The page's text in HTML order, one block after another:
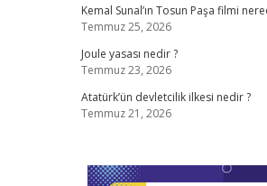
Kemal Sunal’ın Tosun Paşa filmi
Temmuz 25, 2026
Joule yasası nedir ?
Temmuz 23, 2026
Atatürk’ün devletcilik ilkesi nedir ?
Temmuz 21, 2026